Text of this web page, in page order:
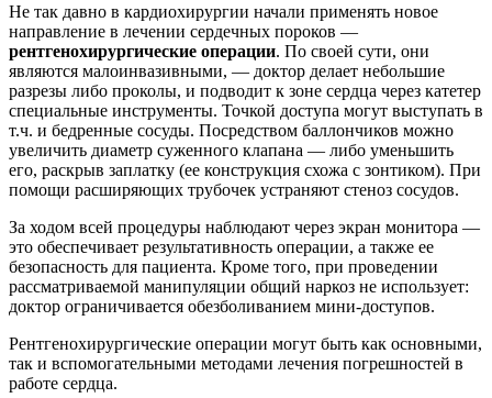
Не так давно в кардиохирургии начали применять новое
направление в лечении сердечных пороков —
рентгенохирургические операции. По своей сути, они
являются малоинвазивными, — доктор делает небольшие
разрезы либо проколы, и подводит к зоне сердца через катетер
специальные инструменты. Точкой доступа могут выступать в
т.ч. и бедренные сосуды. Посредством баллончиков можно
увеличить диаметр суженного клапана — либо уменьшить
его, раскрыв заплатку (ее конструкция схожа с зонтиком). При
помощи расширяющих трубочек устраняют стеноз сосудов.
За ходом всей процедуры наблюдают через экран монитора —
это обеспечивает результативность операции, а также ее
безопасность для пациента. Кроме того, при проведении
рассматриваемой манипуляции общий наркоз не использует:
доктор ограничивается обезболиванием мини-доступов.
Рентгенохирургические операции могут быть как основными,
так и вспомогательными методами лечения погрешностей в
работе сердца.